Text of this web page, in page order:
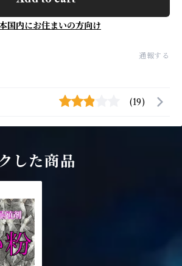
国内にお住まいの方向け
通報する
(19)
した商品